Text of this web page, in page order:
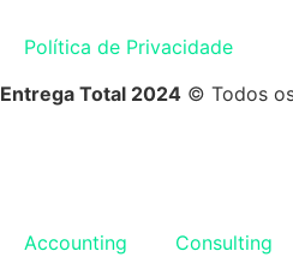
Política de Privacidade
Entrega Total 2024 © Todos
Accounting Consulting